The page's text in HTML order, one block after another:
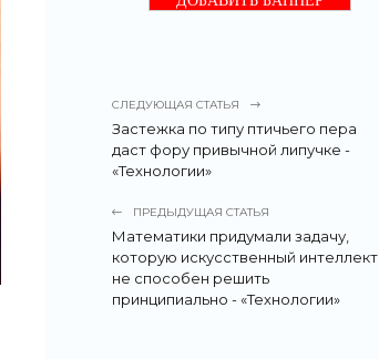
СЛЕДУЮЩАЯ СТАТЬЯ
Застежка по типу птичьего пера
даст фору привычной липучке -
«Технологии»
ПРЕДЫДУЩАЯ СТАТЬЯ
Математики придумали задачу,
которую искусственный интеллект
не способен решить
принципиально - «Технологии»